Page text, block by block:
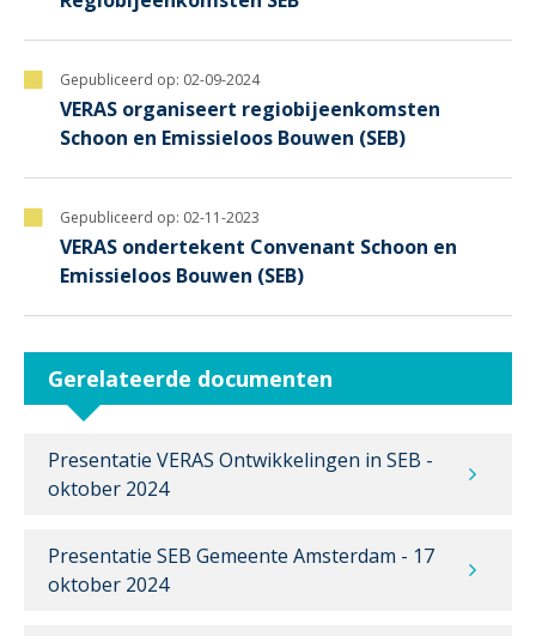
Gepubliceerd op: 02-09-2024
VERAS organiseert regiobijeenkomsten
Schoon en Emissieloos Bouwen (SEB)
Gepubliceerd op: 02-11-2023
VERAS ondertekent Convenant Schoon en
Emissieloos Bouwen (SEB)
Gerelateerde documenten
Presentatie VERAS Ontwikkelingen in SEB -
oktober 2024
Presentatie SEB Gemeente Amsterdam - 17
oktober 2024